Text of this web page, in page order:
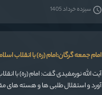
سیزده خرداد 1405
امام جمعه گرگان:امام (ره) با انقلاب
آیت الله نورمفیدی گفت: امام (ره) با
آورد و استقلال طلبی ها و هسته های